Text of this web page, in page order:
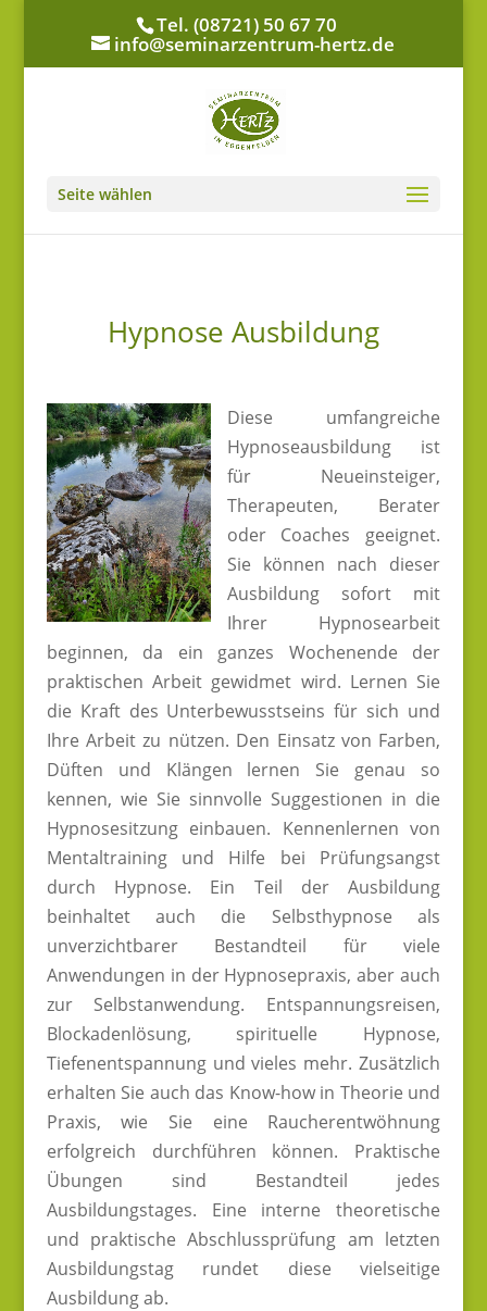
Tel. (08721) 50 67 70
info@seminarzentrum-hertz.de
Seite wählen
Hypnose Ausbildung
Diese umfangreiche
Hypnoseausbildung ist
für Neueinsteiger,
Therapeuten, Berater
oder Coaches geeignet.
Sie können nach dieser
Ausbildung sofort mit
Ihrer Hypnosearbeit
beginnen, da ein ganzes Wochenende der
praktischen Arbeit gewidmet wird. Lernen Sie
die Kraft des Unterbewusstseins für sich und
Ihre Arbeit zu nützen. Den Einsatz von Farben,
Düften und Klängen lernen Sie genau so
kennen, wie Sie sinnvolle Suggestionen in die
Hypnosesitzung einbauen. Kennenlernen von
Mentaltraining und Hilfe bei Prüfungsangst
durch Hypnose. Ein Teil der Ausbildung
beinhaltet auch die Selbsthypnose als
unverzichtbarer Bestandteil für viele
Anwendungen in der Hypnosepraxis, aber auch
zur Selbstanwendung. Entspannungsreisen,
Blockadenlösung, spirituelle Hypnose,
Tiefenentspannung und vieles mehr. Zusätzlich
erhalten Sie auch das Know-how in Theorie und
Praxis, wie Sie eine Raucherentwöhnung
erfolgreich durchführen können. Praktische
Übungen sind Bestandteil jedes
Ausbildungstages. Eine interne theoretische
und praktische Abschlussprüfung am letzten
Ausbildungstag rundet diese vielseitige
Ausbildung ab.